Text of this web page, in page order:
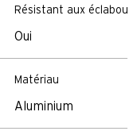
Résistant aux
Oui
Matériau
Aluminium